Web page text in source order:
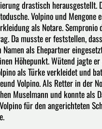
drastisch herausgestellt.
Volpino und Mengone
als Notare.
Da musste er feststellen,
Namen als Ehepartner
Höhepunkt. Wütend jagte
als Türke verkleidet und
Volpino. Als Retter in der
Muselmann und konnte als
für den angerichteten